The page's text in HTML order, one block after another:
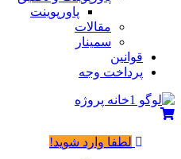
پاورپوینت
مقالات
سمینار
قوانین
پرداخت وجه
لطفا وارد شوید!